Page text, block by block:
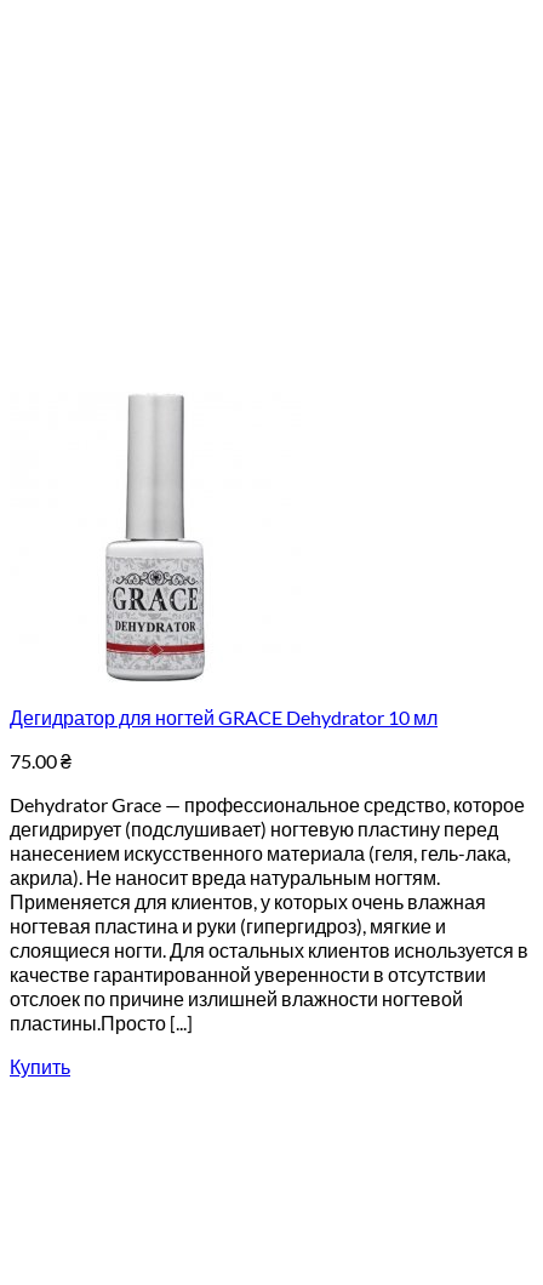
Дегидратор для ногтей GRACE Dehydrator 10 мл
75.00₴
Dehydrator Grace — профессиональное средство, которое
дегидрирует (подслушивает) ногтевую пластину перед
нанесением искусственного материала (геля, гель-лака,
акрила). Не наносит вреда натуральным ногтям.
Применяется для клиентов, у которых очень влажная
ногтевая пластина и руки (гипергидроз), мягкие и
слоящиеся ногти. Для остальных клиентов иснользуется в
качестве гарантированной уверенности в отсутствии
отслоек по причине излишней влажности ногтевой
пластины.Просто [...]
Купить